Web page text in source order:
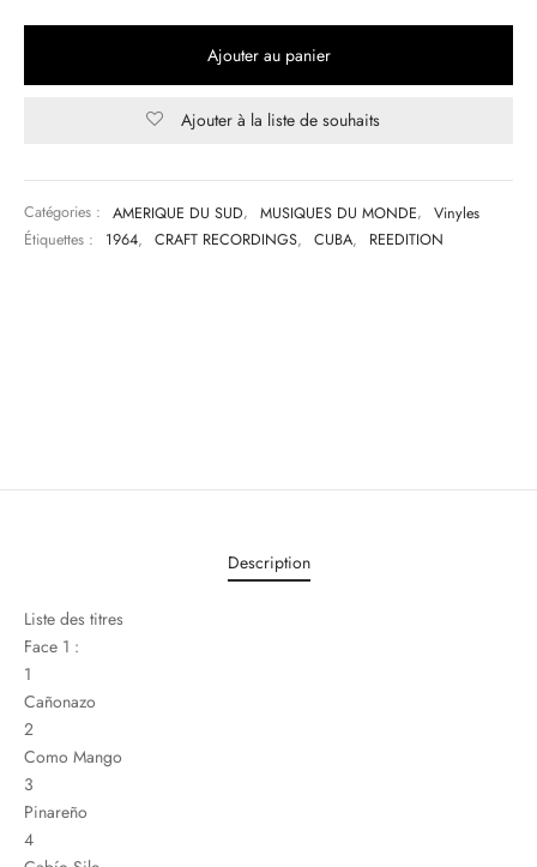
Ajouter au panier
Ajouter à la liste de souhaits
Catégories : AMERIQUE DU SUD, MUSIQUES DU MONDE,
Vinyles
Étiquettes :
1964, CRAFT RECORDINGS, CUBA, REEDITION
Description
Liste des titres
Face 1 :
1
Cañonazo
2
Como Mango
3
Pinareño
4